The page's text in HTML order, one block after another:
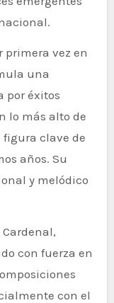
primera vez en
una
por éxitos
lo más alto de
clave de
años. Su
y melódico
con fuerza en
con el